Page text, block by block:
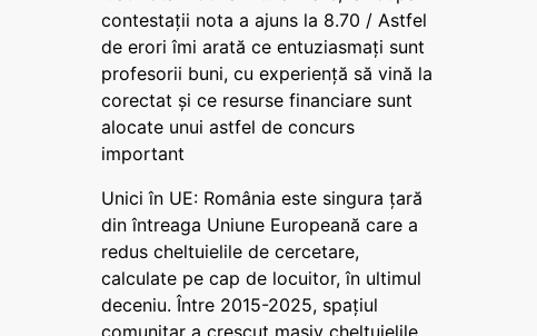
contestații nota a ajuns la 8.70 / Astfel
de erori îmi arată ce entuziasmați sunt
profesorii buni, cu experiență să vină la
corectat și ce resurse financiare sunt
alocate unui astfel de concurs
important
Unici în UE: România este singura țară
din întreaga Uniune Europeană care a
redus cheltuielile de cercetare,
calculate pe cap de locuitor, în ultimul
deceniu. Între 2015-2025, spațiul
comunitar a crescut masiv cheltuielile